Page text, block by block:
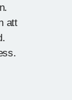
att